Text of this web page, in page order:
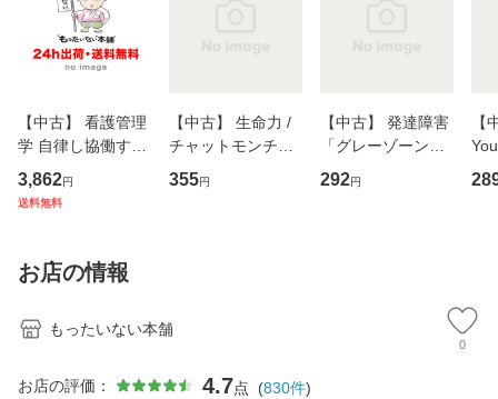
【中古】 看護管理
学 自律し協働する
専門職の看護マネ
ジメントスキル 改
恵 藤本幸三 / 南江
堂 [単行
3,862円
送料無料
【中古】 生命力 /
チャットモンチー /
キューンレコード
[CD]【メール便送
355円
【中古】 発達障害
「グレーゾーン」
その正しい理解と
克服法 (SB新書 57
292円
【
のが
お店の情報
もったいない本舗
0
お店の評価： 4.7点 (830件)